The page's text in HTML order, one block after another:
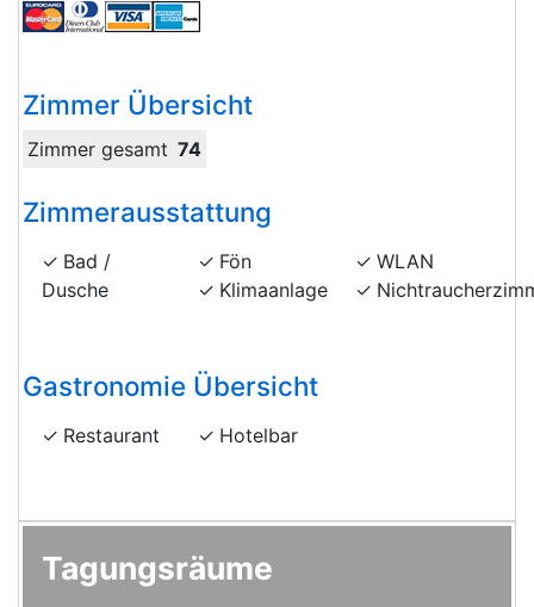
Zimmer Übersicht
Zimmer gesamt 74
Zimmerausstattung
Bad /
Dusche
Fön
Klimaanlage
WLAN
Gastronomie Übersicht
Restaurant Hotelbar
Tagungsräume